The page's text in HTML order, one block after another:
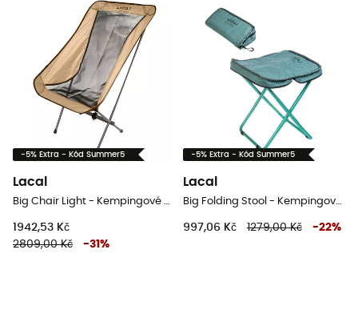
-5% Extra - Kód Summer5
Lacal
Big Chair Light - Kempingové židli
1942,53 Kč
2809,00 Kč
-31 %
-5% Extra - Kód Summer5
Lacal
Big Folding Stool - Kempingové židli
997,06 Kč 1279,00 Kč -22%